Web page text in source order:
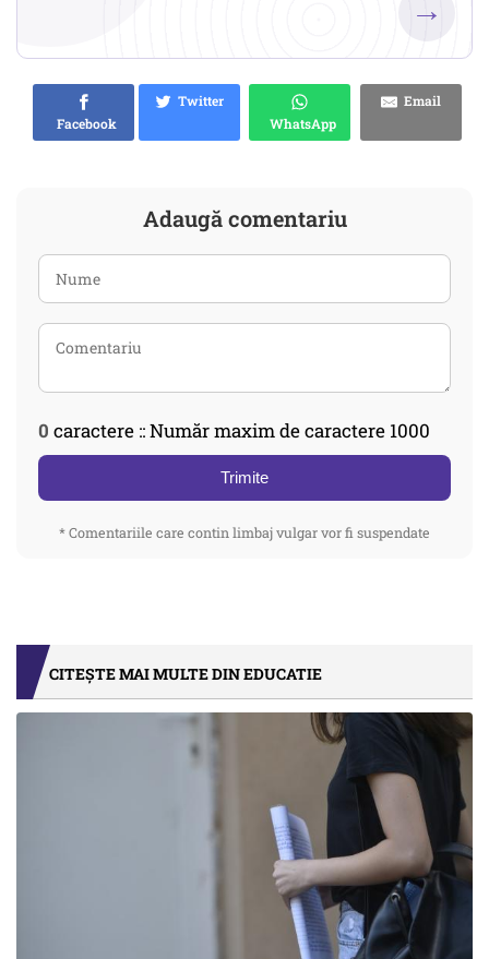
→
Facebook
Twitter
WhatsApp
Email
Adaugă comentariu
0 caractere :: Număr maxim de caractere 1000
Trimite
* Comentariile care contin limbaj vulgar vor fi suspendate
CITEȘTE MAI MULTE DIN EDUCATIE